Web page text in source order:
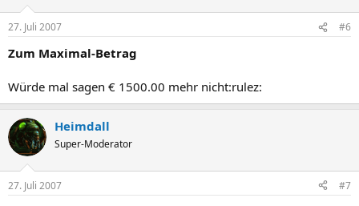
27. Juli 2007 #6
Zum Maximal-Betrag
Würde mal sagen € 1500.00 mehr nicht:rulez:
Heimdall
Super-Moderator
27. Juli 2007 #7